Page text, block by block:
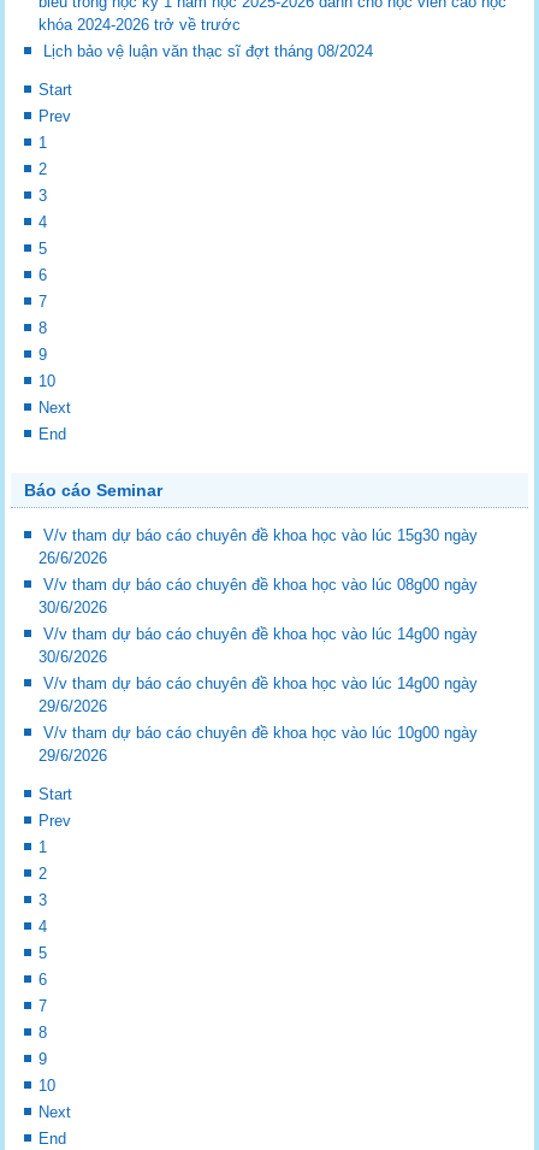
khóa 2024-2026 trở về trước
Lịch bảo vệ luận văn thạc sĩ đợt tháng 08/2024
Start
Prev
1
2
3
4
5
6
7
8
9
10
Next
End
Báo cáo Seminar
V/v tham dự báo cáo chuyên đề khoa học vào lúc 15g30 ngày
26/6/2026
V/v tham dự báo cáo chuyên đề khoa học vào lúc 08g00 ngày
30/6/2026
V/v tham dự báo cáo chuyên đề khoa học vào lúc 14g00 ngày
30/6/2026
V/v tham dự báo cáo chuyên đề khoa học vào lúc 14g00 ngày
29/6/2026
V/v tham dự báo cáo chuyên đề khoa học vào lúc 10g00 ngày
29/6/2026
Start
Prev
1
2
3
4
5
6
7
8
9
10
Next
End